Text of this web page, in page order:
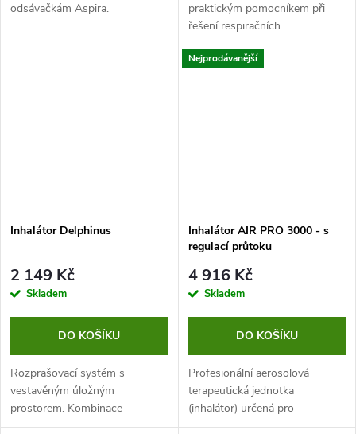
odsávačkám Aspira.
praktickým pomocníkem při
řešení respiračních
onemocnění, alergií či jiných
potíží s dýchacími cestami.
Inhalátor Delphinus
2 149 Kč
Skladem
DO KOŠÍKU
Rozprašovací systém s
vestavěným úložným
prostorem. Kombinace
výkonného kompresoru a RF7
Nejprodávanější
Inhalátor AIR PRO 3000 - s
regulací průtoku
4 916 Kč
Skladem
DO KOŠÍKU
Profesionální aerosolová
terapeutická jednotka
(inhalátor) určená pro
nemocniční použití, domácí péči